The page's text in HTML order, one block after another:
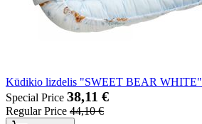
Kūdikio lizdelis "SWEET BEAR WHITE"
Special Price 38,11 €
Regular Price 44,10 €